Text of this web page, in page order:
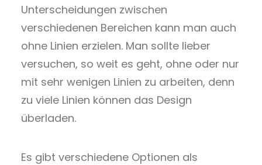
Unterscheidungen zwischen
verschiedenen Bereichen kann man auch
ohne Linien erzielen. Man sollte lieber
versuchen, so weit es geht, ohne oder nur
mit sehr wenigen Linien zu arbeiten, denn
zu viele Linien können das Design
überladen.
Es gibt verschiedene Optionen als